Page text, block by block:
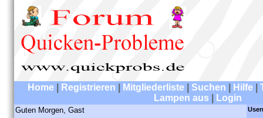
Home Registrieren Mitgliederliste Suchen Hilfe
Lampen aus
Login
Guten Morgen, Gast